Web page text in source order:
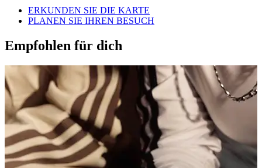
ERKUNDEN SIE DIE KARTE
PLANEN SIE IHREN BESUCH
Empfohlen für dich